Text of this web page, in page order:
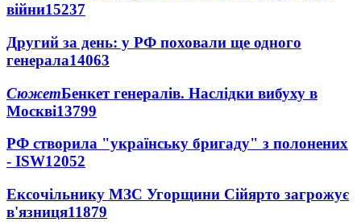
війни15237
Другий за день: у РФ поховали ще одного
генерала14063
СюжетБенкет генералів. Наслідки вибуху в
Москві13799
РФ створила "українську бригаду" з полонених
- ISW12052
Ексочільнику МЗС Угорщини Сійярто загрожує
в'язниця11879